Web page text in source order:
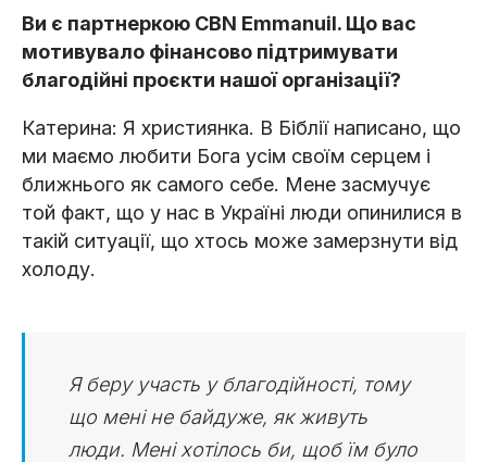
Ви є партнеркою CBN Emmanuil. Що вас
мотивувало фінансово підтримувати
благодійні проєкти нашої організації?
Катерина: Я християнка. В Біблії написано, що
ми маємо любити Бога усім своїм серцем і
ближнього як самого себе. Мене засмучує
той факт, що у нас в Україні люди опинилися в
такій ситуації, що хтось може замерзнути від
холоду.
Я беру участь у благодійності, тому
що мені не байдуже, як живуть
люди. Мені хотілось би, щоб їм було